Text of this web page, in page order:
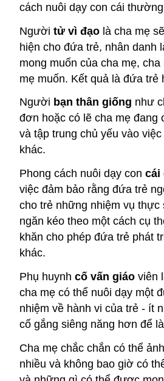
cách nuôi dạy con cái
Người tử vì đạo là cha mẹ
hiện cho đứa trẻ, nhân danh
mong muốn của cha mẹ,
mẹ muốn. Kết quả là đứa trẻ
Người bạn thân giống như
đơn hoặc có lẽ cha mẹ đang
và tập trung chủ yếu vào
khác.
Phong cách nuôi dạy con cái
việc đảm bảo rằng đứa trẻ
cho trẻ những nhiệm vụ
ngăn kéo theo một cách cụ
khăn cho phép đứa trẻ phát
khác.
Phụ huynh cố vấn giáo viên
cha mẹ có thể nuôi dạy một
nhiệm về hành vi của trẻ - ít
cố gắng siêng năng hơn để
Cha mẹ chắc chắn có thể
nhiều và không bao giờ có